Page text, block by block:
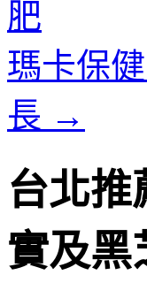
肥
瑪卡保
長 →
台北推
實及黑